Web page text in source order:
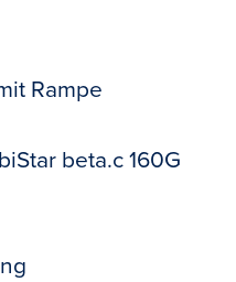
Rampe
beta.c 160G